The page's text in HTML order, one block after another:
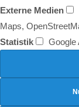
Externe Medien
Maps,
Statistik
Google